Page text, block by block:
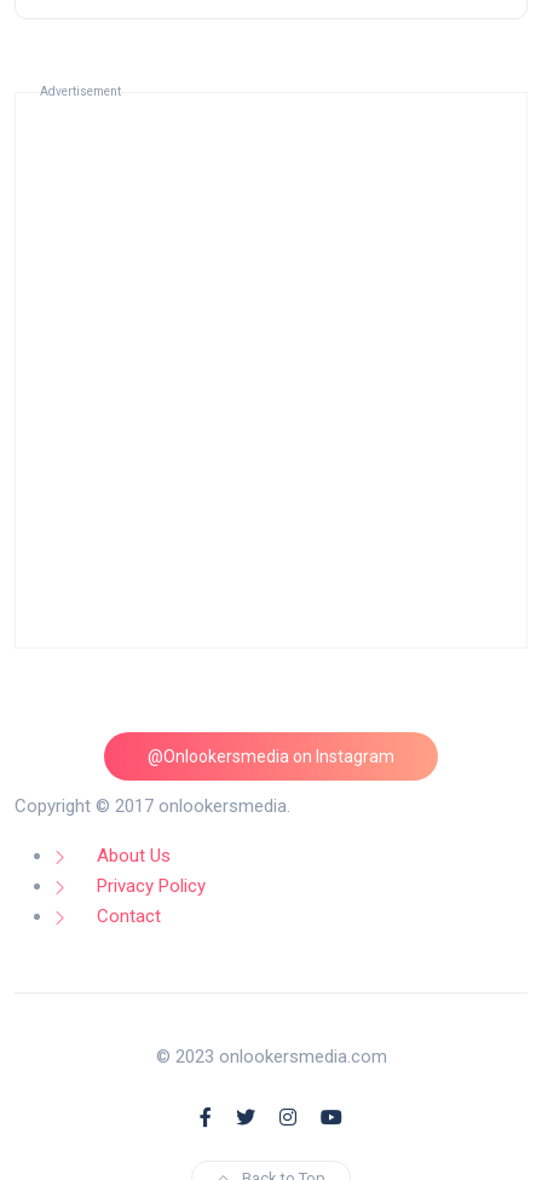
Advertisement
@Onlookersmedia on Instagram
Follow on Instagram
Copyright © 2017 onlookersmedia.
About Us
Privacy Policy
Contact
© 2023 onlookersmedia.com